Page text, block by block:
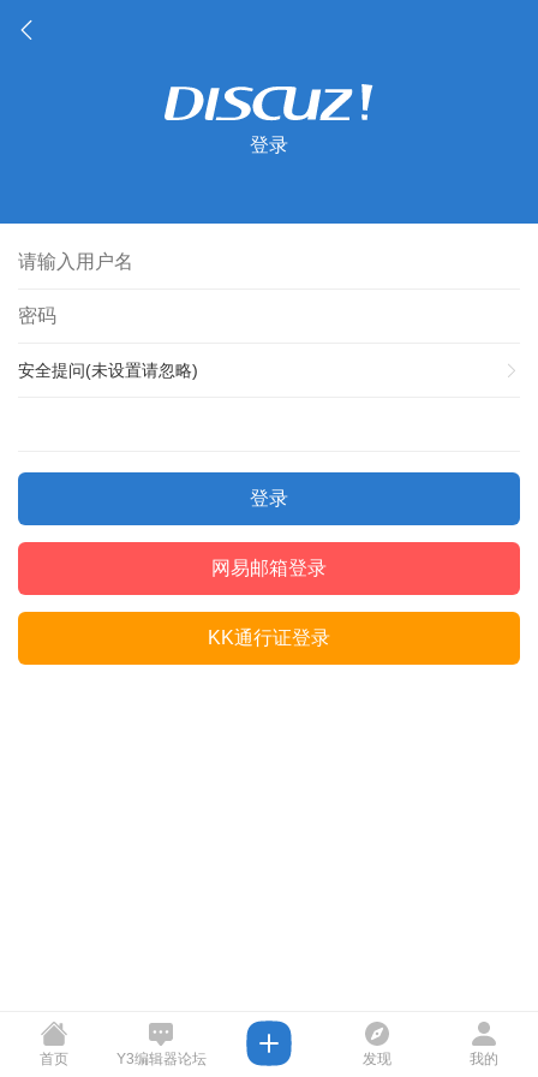
登录
安全提问(未设置请忽略)
登录
网易邮箱登录
KK通行证登录
首页 Y3编辑器论坛 发现 我的